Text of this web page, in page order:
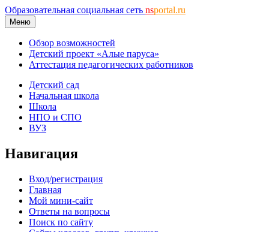
Образовательная социальная сеть nsportal.ru
Меню
Обзор возможностей
Детский проект «Алые паруса»
Аттестация педагогических работников
Детский сад
Начальная школа
Школа
НПО и СПО
ВУЗ
Навигация
Вход/регистрация
Главная
Мой мини-сайт
Ответы на вопросы
Поиск по сайту